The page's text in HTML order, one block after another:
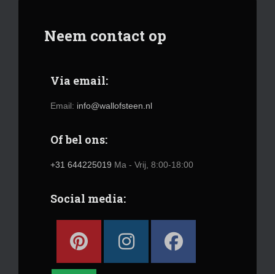
Neem contact op
Via email:
Email: info@wallofsteen.nl
Of bel ons:
+31 644225019 Ma - Vrij, 8:00-18:00
Social media: